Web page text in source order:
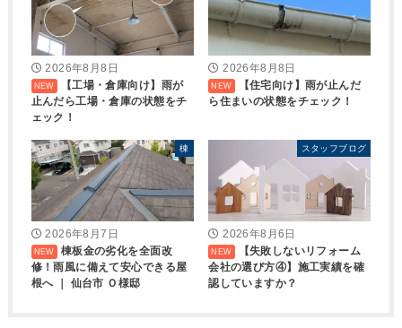
2026年8月8日
【工場・倉庫向け】雨が
止んだら工場・倉庫の状態をチ
ェック！
2026年8月8日
【住宅向け】雨が止んだ
ら住まいの状態をチェック！
棟
2026年8月7日
棟板金の劣化を全面改
修！雨風に備えて安心できる屋
根へ ｜ 仙台市 Ｏ様邸
スタッフブログ
2026年8月6日
【失敗しないリフォーム
会社の選び方④】施工実績を確
認していますか？